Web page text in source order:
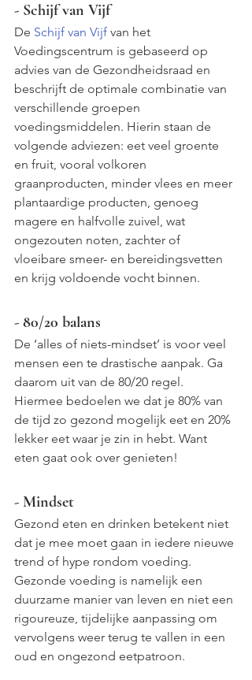
- Schijf van Vijf
De Schijf van Vijf van het
Voedingscentrum is gebaseerd op
advies van de Gezondheidsraad en
beschrijft de optimale combinatie van
verschillende groepen
voedingsmiddelen. Hierin staan de
volgende adviezen: eet veel groente
en fruit, vooral volkoren
graanproducten, minder vlees en meer
plantaardige producten, genoeg
magere en halfvolle zuivel, wat
ongezouten noten, zachter of
vloeibare smeer- en bereidingsvetten
en krijg voldoende vocht binnen.
- 80/20 balans
De ‘alles of niets-mindset’ is voor veel
mensen een te drastische aanpak. Ga
daarom uit van de 80/20 regel.
Hiermee bedoelen we dat je 80% van
de tijd zo gezond mogelijk eet en 20%
lekker eet waar je zin in hebt. Want
eten gaat ook over genieten!
- Mindset
Gezond eten en drinken betekent niet
dat je mee moet gaan in iedere nieuwe
trend of hype rondom voeding.
Gezonde voeding is namelijk een
duurzame manier van leven en niet een
rigoureuze, tijdelijke aanpassing om
vervolgens weer terug te vallen in een
oud en ongezond eetpatroon.